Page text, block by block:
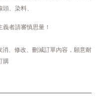
、染料、
者請審慎思量！
、修改、刪減訂單內容，願意耐
購